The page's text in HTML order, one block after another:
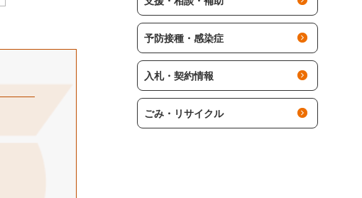
予防接種・感染症
入札・契約情報
ごみ・リサイクル